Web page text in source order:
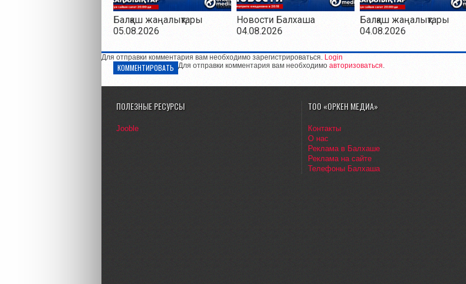
Балқаш жаңалықтары
05.08.2026
Новости Балхаша
04.08.2026
Балқаш жаңалықтары
04.08.2026
Для отправки комментария вам необходимо зарегистрироваться. Login
КОММЕНТИРОВАТЬ Для отправки комментария вам необходимо авторизоваться.
ПОЛЕЗНЫЕ РЕСУРСЫ
Jooble
ТОО «ОРКЕН МЕДИА»
Контакты
О нас
Реклама в Балхаше
Реклама на сайте
Телефоны Балхаша